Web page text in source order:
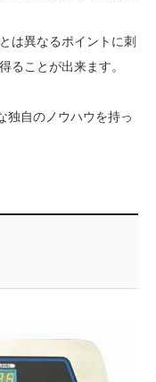
は異なるポイントに刺
ることが出来ます。
独自のノウハウを持っ